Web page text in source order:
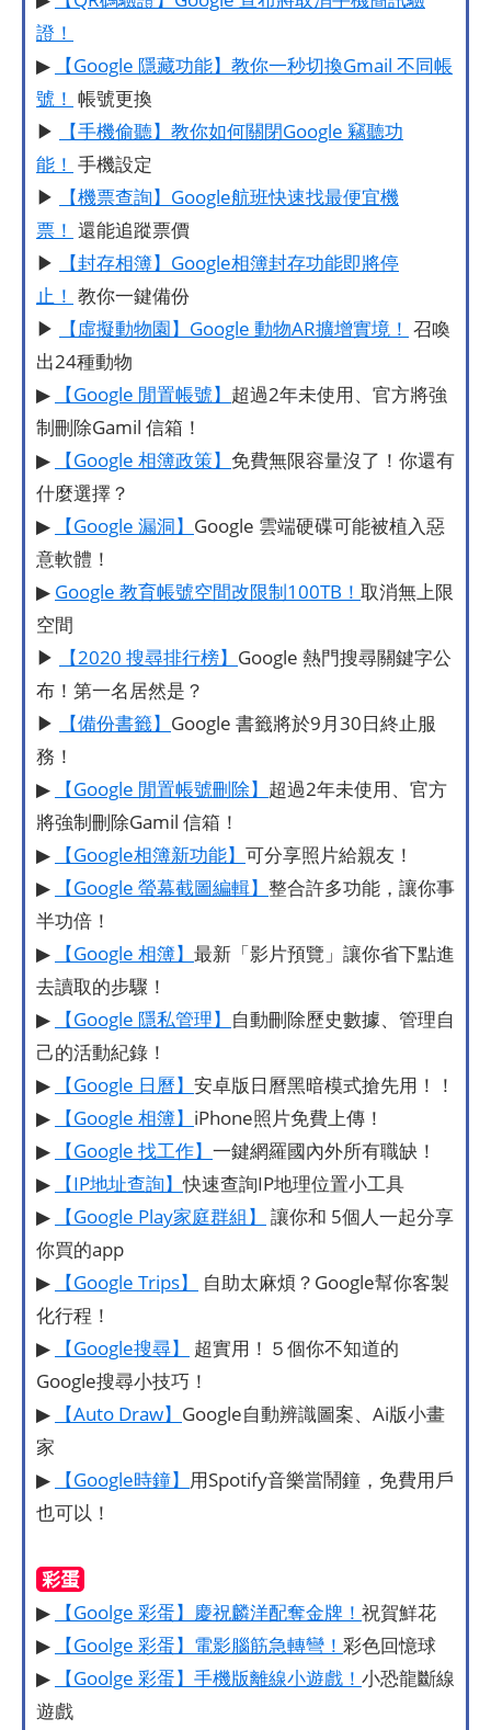
證！
▶
【Google 隱藏功能】教你一秒切換Gmail 不同帳
號！ 帳號更換
▶
【手機偷聽】教你如何關閉Google 竊聽功
能！ 手機設定
▶
【機票查詢】Google航班快速找最便宜機
票！ 還能追蹤票價
▶
【封存相簿】Google相簿封存功能即將停
止！ 教你一鍵備份
▶
【虛擬動物園】Google 動物AR擴增實境！ 召喚
出24種動物
▶
【Google 閒置帳號】 超過2年未使用、官方將強
制刪除Gamil 信箱！
▶
【Google 相簿政策】 免費無限容量沒了！你還有
什麼選擇？
▶
【Google 漏洞】 Google 雲端硬碟可能被植入惡
意軟體！
▶ Google 教育帳號空間改限制100TB！ 取消無上限
空間
▶
【2020 搜尋排行榜】 Google 熱門搜尋關鍵字公
布！第一名居然是？
▶
【備份書籤】 Google 書籤將於9月30日終止服
務！
▶
【Google 閒置帳號刪除】 超過2年未使用、官方
將強制刪除Gamil 信箱！
▶
【Google相簿新功能】 可分享照片給親友！
▶
【Google 螢幕截圖編輯】 整合許多功能，讓你事
半功倍！
▶
【Google 相簿】 最新「影片預覽」讓你省下點進
去讀取的步驟！
▶
【Google 隱私管理】 自動刪除歷史數據、管理自
己的活動紀錄！
▶
【Google 日曆】 安卓版日曆黑暗模式搶先用！！
▶
【Google 相簿】 iPhone照片免費上傳！
▶
【Google 找工作】 一鍵網羅國內外所有職缺！
▶
【IP地址查詢】快速查詢IP地理位置小工具
▶
【Google Play家庭群組】
讓你和 5個人一起分享
你買的app
▶
【Google Trips】
自助太麻煩？Google幫你客製
化行程！
▶
【Google搜尋】
超實用！５個你不知道的
Google搜尋小技巧！
▶
【Auto Draw】 Google自動辨識圖案、Ai版小畫
家
▶
【Google時鐘】 用Spotify音樂當鬧鐘，免費用戶
也可以！
彩蛋
▶ 【Goolge 彩蛋】慶祝麟洋配奪金牌！ 祝賀鮮花
▶
【Goolge 彩蛋】電影腦筋急轉彎！ 彩色回憶球
▶
【Goolge 彩蛋】手機版離線小遊戲！ 小恐龍斷線
遊戲